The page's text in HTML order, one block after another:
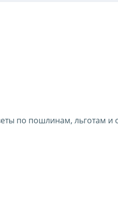
по пошлинам, льготам